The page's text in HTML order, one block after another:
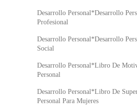
Desarrollo Personal*Desarrollo
Profesional
Desarrollo Personal*Desarrollo
Social
Desarrollo Personal*Libro De
Personal
Desarrollo Personal*Libro De
Personal Para Mujeres